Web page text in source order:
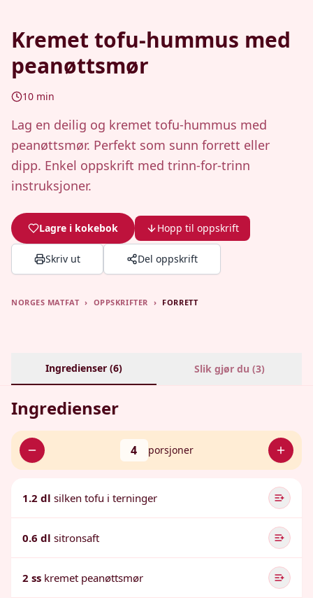
Kremet tofu-hummus med
peanøttsmør
10 min
Lag en deilig og kremet tofu-hummus med
peanøttsmør. Perfekt som sunn forrett eller
dipp. Enkel oppskrift med trinn-for-trinn
instruksjoner.
Lagre i kokebok Hopp til oppskrift
Skriv ut Del oppskrift
NORGES MATFAT › OPPSKRIFTER › FORRETT
Ingredienser (6) Slik gjør du (3)
Ingredienser
4 porsjoner
1.2 dl silken tofu i terninger
0.6 dl sitronsaft
2 ss kremet peanøttsmør